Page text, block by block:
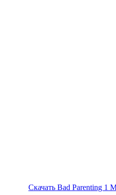
Скачать Bad Parenting 1